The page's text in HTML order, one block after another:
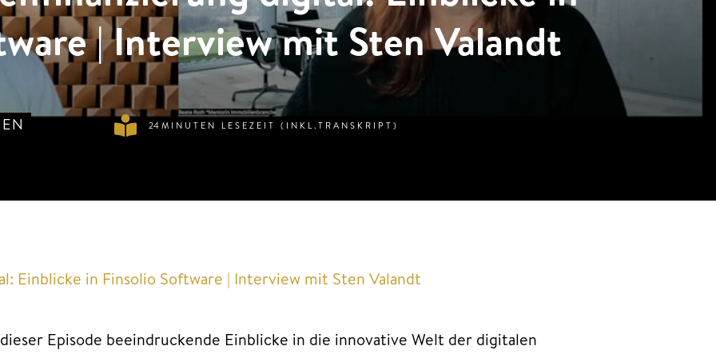
| Interview mit Sten Valandt
24MINUTEN LESEZEIT (INKL.TRANSKRIPT)
Einblicke in Finsolio Software | Interview mit Sten Valandt
Episode beeindruckende Einblicke in die innovative Welt der digitalen